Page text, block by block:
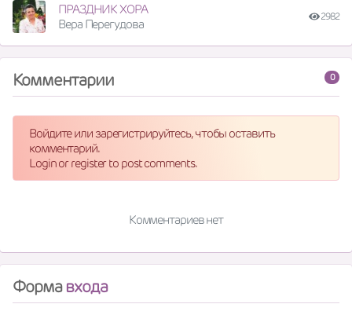
ПРАЗДНИК ХОРА
Вера Перегудова
2982
0
Комментарии
Войдите или зарегистрируйтесь, чтобы оставить
комментарий.
Login or register to post comments.
Комментариев нет
Формавхода